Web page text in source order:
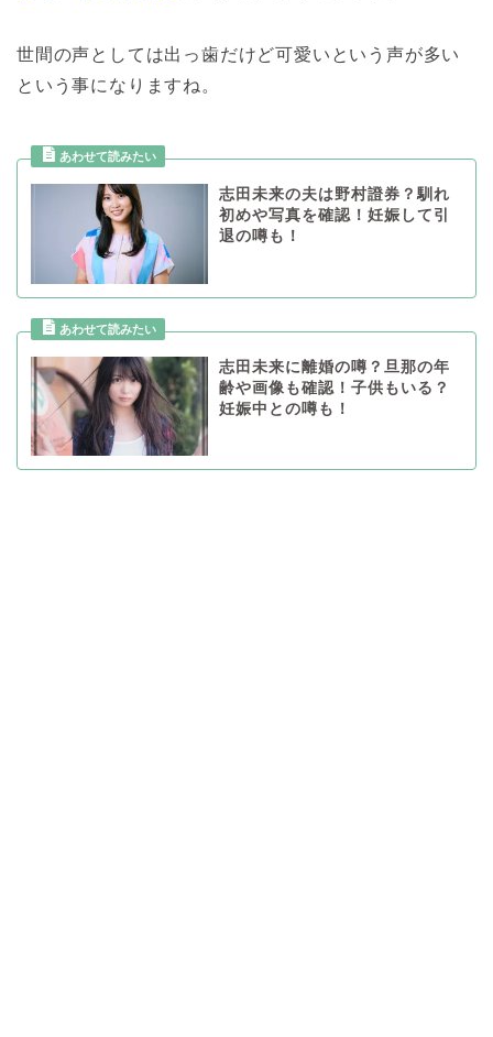
世間の声としては出っ歯だけど可愛いという声が多い
という事になりますね。
志田未来の夫は野村證券？馴れ
初めや写真を確認！妊娠して引
退の噂も！
志田未来に離婚の噂？旦那の年
齢や画像も確認！子供もいる？
妊娠中との噂も！